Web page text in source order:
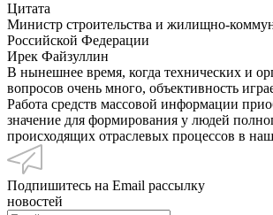
Цитата
Министр строительства и жилищно-
Российской Федерации
Ирек Файзуллин
В нынешнее время, когда технических и
вопросов очень много, объективность
Работа средств массовой информации
значение для формирования у людей
происходящих отраслевых процессов в
Подпишитесь на Email рассылку
новостей